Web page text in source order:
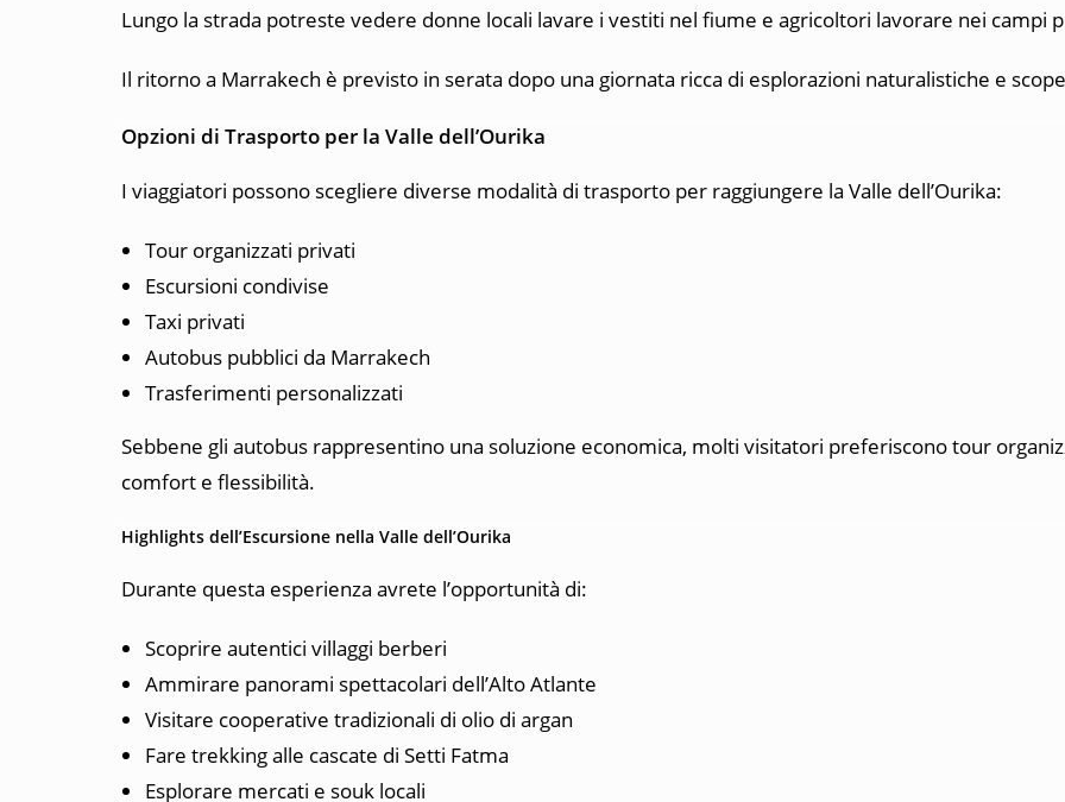
Lungo la strada potreste vedere donne locali lavare i vestiti nel fiume e agricoltori lavorare nei campi
Il ritorno a Marrakech è previsto in serata dopo una giornata ricca di esplorazioni naturalistiche e
Opzioni di Trasporto per la Valle dell’Ourika
I viaggiatori possono scegliere diverse modalità di trasporto per raggiungere la Valle dell’Ourika:
Tour organizzati privati
Escursioni condivise
Taxi privati
Autobus pubblici da Marrakech
Trasferimenti personalizzati
Sebbene gli autobus rappresentino una soluzione economica, molti visitatori preferiscono tour
comfort e flessibilità.
Highlights dell’Escursione nella Valle dell’Ourika
Durante questa esperienza avrete l’opportunità di:
Scoprire autentici villaggi berberi
Ammirare panorami spettacolari dell’Alto Atlante
Visitare cooperative tradizionali di olio di argan
Fare trekking alle cascate di Setti Fatma
Esplorare mercati e souk locali